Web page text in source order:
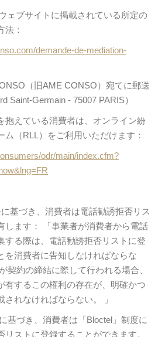
ェブサイトに掲載されている所定の
法：
demande-de-mediation-
（旧AME CONSO）宛てに郵送
Saint-Germain - 75007 PARIS）
抱えている消費者は、オンライン紛
ム（RLL）をご利用いただけます：
odr/main/index.cfm?
基づき、消費者は電話勧誘拒否リス
します： 「事業者が消費者から電話
する際は、電話勧誘拒否リストに登
を消費者に告知しなければならな
契約の締結に際して行われる場合、
有するこの権利の存在が、明確かつ
れなければならない。 」
基づき、消費者は「Bloctel」制度に
リストに登録することができます。